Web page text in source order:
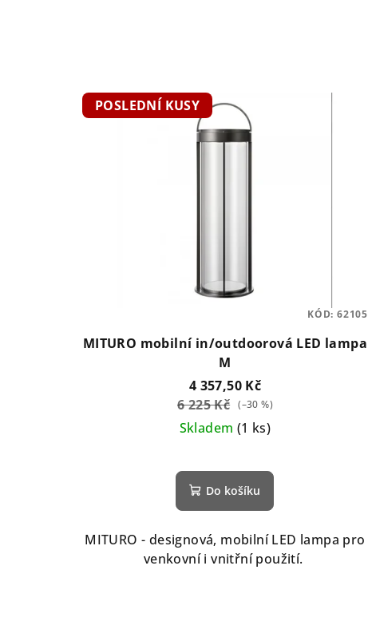
POSLEDNÍ KUSY
MITURO mobilní in/outdoorová LED lampa
M
4 357,50 Kč
6 225 Kč (–30 %)
Skladem (1 ks)
Do košíku
MITURO - designová, mobilní LED lampa pro
venkovní i vnitřní použití.
KÓD: 62105